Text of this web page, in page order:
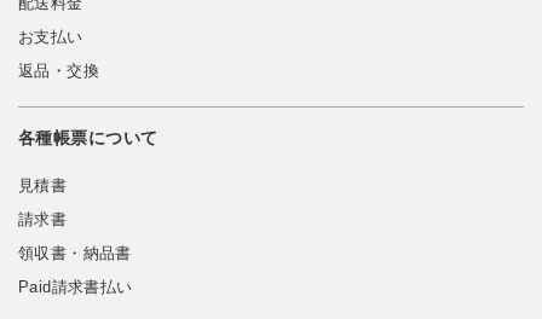
お支払い
返品・交換
各種帳票について
見積書
請求書
領収書・納品書
Paid請求書払い